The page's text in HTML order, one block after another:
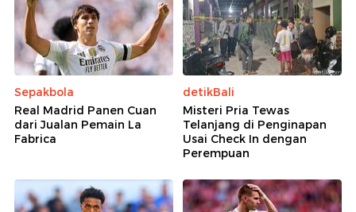
Sepakbola
Real Madrid Panen Cuan
dari Jualan Pemain La
Fabrica
detikBali
Misteri Pria Tewas
Telanjang di Penginapan
Usai Check In dengan
Perempuan